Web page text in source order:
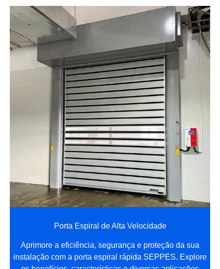
Porta Espiral de Alta Velocidade
Aprimore a eficiência, segurança e proteção da sua
instalação com a porta espiral rápida SEPPES. Explore